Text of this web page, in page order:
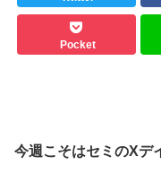
Pocket
今週こそはセミのXデ